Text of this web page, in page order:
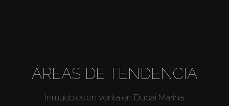
ÁREAS DE TENDENCIA
Inmuebles en venta en Dubai Marina